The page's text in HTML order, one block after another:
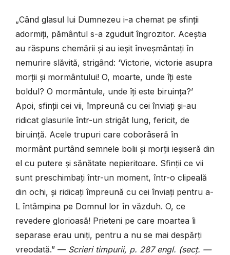
„Când glasul lui Dumnezeu i-a chemat pe sfinții
adormiți, pământul s-a zguduit îngrozitor. Aceștia
au răspuns chemării și au ieșit înveșmântați în
nemurire slăvită, strigând: ‘Victorie, victorie asupra
morții și mormântului! O, moarte, unde îți este
boldul? O mormântule, unde îți este biruința?’
Apoi, sfinții cei vii, împreună cu cei înviați și-au
ridicat glasurile într-un strigăt lung, fericit, de
biruință. Acele trupuri care coborâseră în
mormânt purtând semnele bolii și morții ieșiseră din
el cu putere și sănătate nepieritoare. Sfinții ce vii
sunt preschimbați într-un moment, într-o clipeală
din ochi, și ridicați împreună cu cei înviați pentru a-
L întâmpina pe Domnul lor în văzduh. O, ce
revedere glorioasă! Prieteni pe care moartea îi
separase erau uniți, pentru a nu se mai despărți
vreodată.” — Scrieri timpurii, p. 287 engl. (secț. —